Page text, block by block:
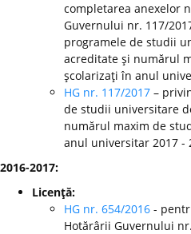
completarea anexelor
Guvernului nr. 117/
programele de studii
acreditate şi numărul
şcolarizaţi în anul
HG nr. 117/2017 –
de studii universitare
numărul maxim de
anul universitar 2017 -
2016-2017:
Licenţă:
HG nr. 654/2016 -
Hotărârii Guvernului